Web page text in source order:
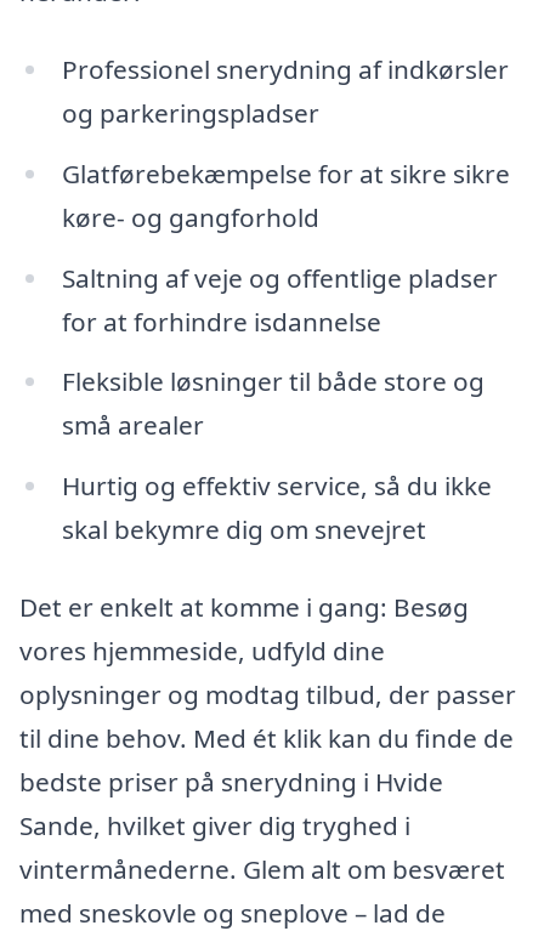
Professionel snerydning af indkørsler
og parkeringspladser
Glatførebekæmpelse for at sikre sikre
køre- og gangforhold
Saltning af veje og offentlige pladser
for at forhindre isdannelse
Fleksible løsninger til både store og
små arealer
Hurtig og effektiv service, så du ikke
skal bekymre dig om snevejret
Det er enkelt at komme i gang: Besøg
vores hjemmeside, udfyld dine
oplysninger og modtag tilbud, der passer
til dine behov. Med ét klik kan du finde de
bedste priser på snerydning i Hvide
Sande, hvilket giver dig tryghed i
vintermånederne. Glem alt om besværet
med sneskovle og sneplove – lad de